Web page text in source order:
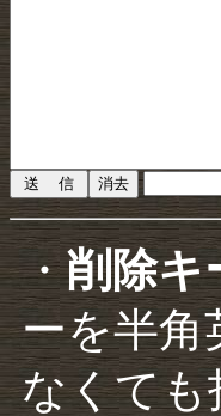
・削除キ
ーを半角
なくても